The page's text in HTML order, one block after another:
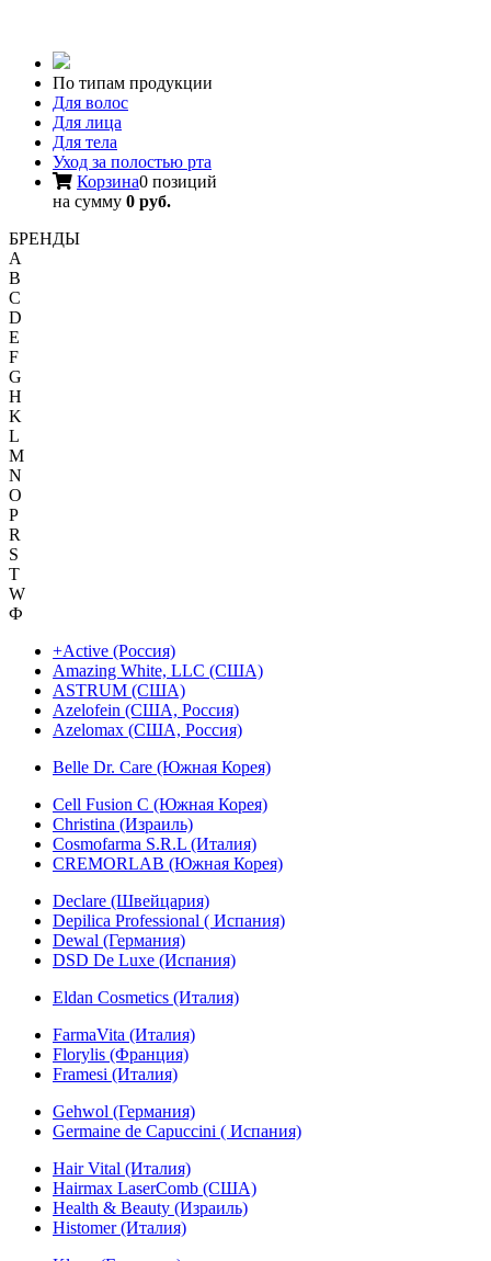
По типам продукции
Для волос
Для лица
Для тела
Уход за полостью рта
Корзина0 позиций
на сумму 0 руб.
БРЕНДЫ
A
B
C
D
E
F
G
H
K
L
M
N
O
P
R
S
T
W
Ф
+Active (Россия)
Amazing White, LLC (США)
ASTRUM (США)
Azelofein (США, Россия)
Azelomax (США, Россия)
Belle Dr. Care (Южная Корея)
Cell Fusion C (Южная Корея)
Christina (Израиль)
Cosmofarma S.R.L (Италия)
CREMORLAB (Южная Корея)
Declare (Швейцария)
Depilica Professional ( Испания)
Dewal (Германия)
DSD De Luxe (Испания)
Eldan Cosmetics (Италия)
FarmaVita (Италия)
Florylis (Франция)
Framesi (Италия)
Gehwol (Германия)
Germaine de Capuccini ( Испания)
Hair Vital (Италия)
Hairmax LaserComb (США)
Health & Beauty (Израиль)
Histomer (Италия)